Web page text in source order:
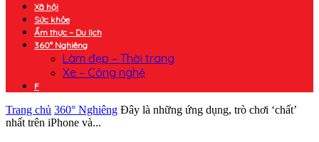
Xã hội
Sức khỏe
Ẩm thực – Du lịch
360° Nghiêng
Làm đẹp – Thời trang
Xe – Công nghệ
F
Trang chủ 360° Nghiêng Đây là những ứng dụng, trò chơi ‘chất’
nhất trên iPhone và...